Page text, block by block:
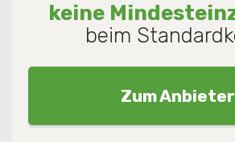
keine
beim
Zum